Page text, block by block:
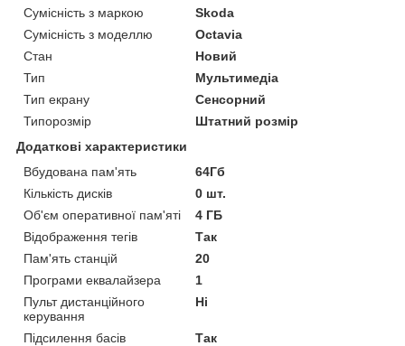
Сумісність з маркою
Skoda
Сумісність з моделлю
Octavia
Стан
Новий
Тип
Мультимедіа
Тип екрану
Сенсорний
Типорозмір
Штатний розмір
Додаткові характеристики
Вбудована пам'ять
64Гб
Кількість дисків
0 шт.
Об'єм оперативної пам'яті
4 ГБ
Відображення тегів
Так
Пам'ять станцій
20
Програми еквалайзера
1
Пульт дистанційного
керування
Ні
Підсилення басів Так